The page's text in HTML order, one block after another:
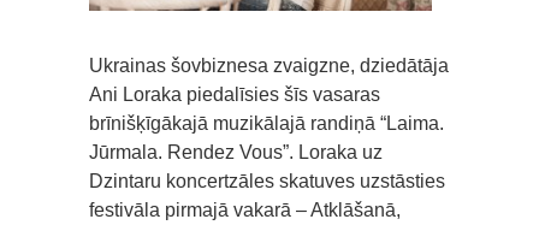
Ukrainas šovbiznesa zvaigzne, dziedātāja
Ani Loraka piedalīsies šīs vasaras
brīnišķīgākajā muzikālajā randiņā “Laima.
Jūrmala. Rendez Vous”. Loraka uz
Dzintaru koncertzāles skatuves uzstāsties
festivāla pirmajā vakarā – Atklāšanā,